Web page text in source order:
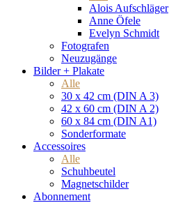
Alois Aufschläger
Anne Öfele
Evelyn Schmidt
Fotografen
Neuzugänge
Bilder + Plakate
Alle
30 x 42 cm (DIN A 3)
42 x 60 cm (DIN A 2)
60 x 84 cm (DIN A1)
Sonderformate
Accessoires
Alle
Schuhbeutel
Magnetschilder
Abonnement